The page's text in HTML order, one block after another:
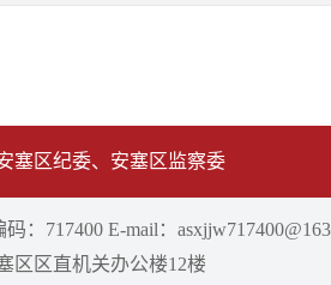
塞区纪委、安塞区监察委
：717400 E-mail：
区区直机关办公楼12楼